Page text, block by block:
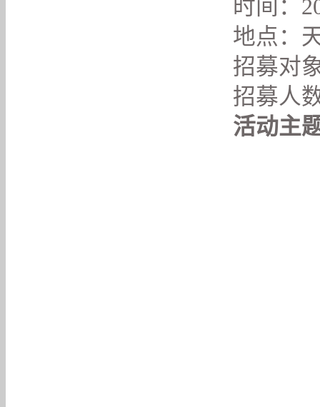
时间：
地点：
招募对
招募人
活动主